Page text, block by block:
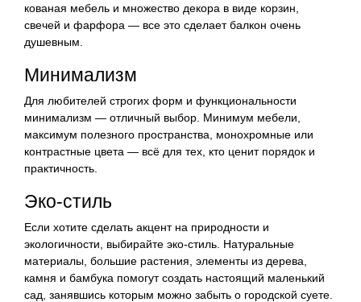
кованая мебель и множество декора в виде корзин,
свечей и фарфора — все это сделает балкон очень
душевным.
Минимализм
Для любителей строгих форм и функциональности
минимализм — отличный выбор. Минимум мебели,
максимум полезного пространства, монохромные или
контрастные цвета — всё для тех, кто ценит порядок и
практичность.
Эко-стиль
Если хотите сделать акцент на природности и
экологичности, выбирайте эко-стиль. Натуральные
материалы, большие растения, элементы из дерева,
камня и бамбука помогут создать настоящий маленький
сад, занявшись которым можно забыть о городской суете.